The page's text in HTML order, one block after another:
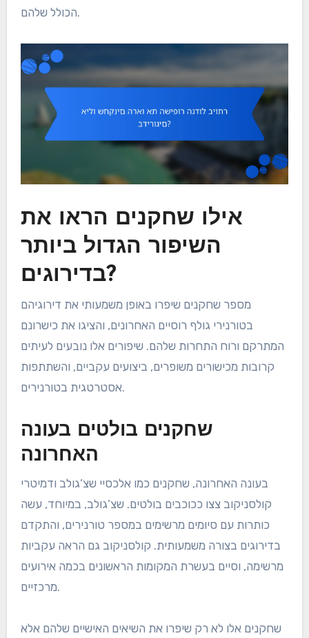
הכולל שלהם.
אילו שחקנים הראו את
השיפור הגדול ביותר
בדירוגים?
מספר שחקנים שיפרו באופן משמעותי את דירוגיהם
בטורנירי גולף רוסיים האחרונים, והציגו את כישרונם
המתרקם ורוח התחרות שלהם. שיפורים אלו נובעים לעיתים
קרובות מכישורים משופרים, ביצועים עקביים, והשתתפות
אסטרטגית בטורנירים.
שחקנים בולטים בעונה
האחרונה
בעונה האחרונה, שחקנים כמו אלכסיי שצ’גולב ודמיטרי
קולסניקוב צצו ככוכבים בולטים. שצ’גולב, במיוחד, עשה
כותרות עם סיומים מרשימים במספר טורנירים, והתקדם
בדירוגים בצורה משמעותית. קולסניקוב גם הראה עקביות
מרשימה, וסיים בעשרת המקומות הראשונים בכמה אירועים
מרכזיים.
שחקנים אלו לא רק שיפרו את השיאים האישיים שלהם אלא